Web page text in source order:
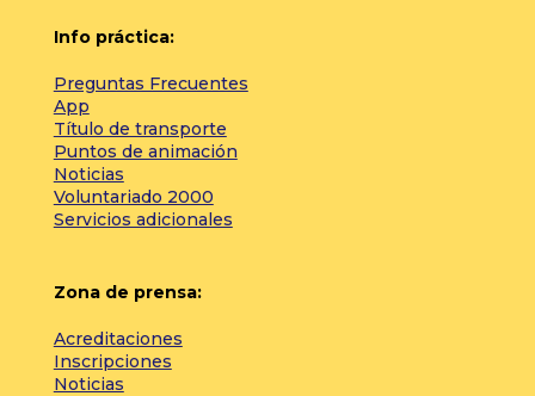
Info práctica:
Preguntas Frecuentes
App
Título de transporte
Puntos de animación
Noticias
Voluntariado 2000
Servicios adicionales
Zona de prensa:
Acreditaciones
Inscripciones
Noticias